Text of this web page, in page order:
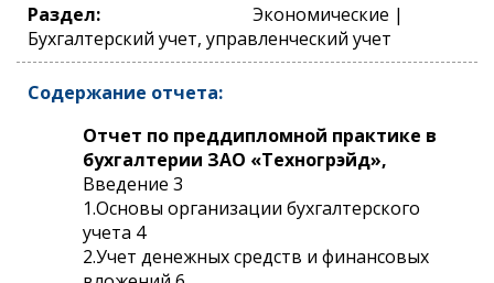
Раздел:
Экономические |
Бухгалтерский учет, управленческий учет
Содержание отчета:
Отчет по преддипломной практике в
бухгалтерии ЗАО «Техногрэйд»,
Введение 3
1.Основы организации бухгалтерского
учета 4
2.Учет денежных средств и финансовых